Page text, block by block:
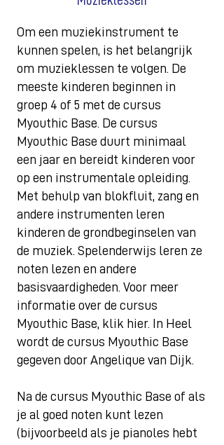
Om een muziekinstrument te
kunnen spelen, is het belangrijk
om muzieklessen te volgen. De
meeste kinderen beginnen in
groep 4 of 5 met de cursus
Myouthic Base. De cursus
Myouthic Base duurt minimaal
een jaar en bereidt kinderen voor
op een instrumentale opleiding.
Met behulp van blokfluit, zang en
andere instrumenten leren
kinderen de grondbeginselen van
de muziek. Spelenderwijs leren ze
noten lezen en andere
basisvaardigheden. Voor meer
informatie over de cursus
Myouthic Base, klik hier. In Heel
wordt de cursus Myouthic Base
gegeven door Angelique van Dijk.
Na de cursus Myouthic Base of als
je al goed noten kunt lezen
(bijvoorbeeld als je pianoles hebt